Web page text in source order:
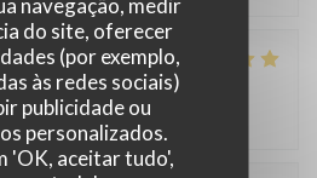
do site, oferecer
(por exemplo,
às redes sociais)
publicidade ou
personalizados.
'OK, aceitar tudo',
9
/5 menu:5/5 quality_price